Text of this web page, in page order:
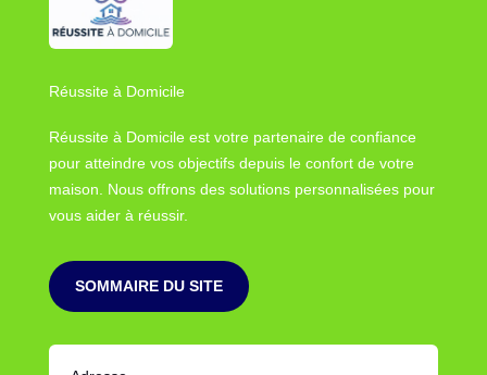
Réussite à Domicile
Réussite à Domicile est votre partenaire de confiance
pour atteindre vos objectifs depuis le confort de votre
maison. Nous offrons des solutions personnalisées pour
vous aider à réussir.
SOMMAIRE DU SITE